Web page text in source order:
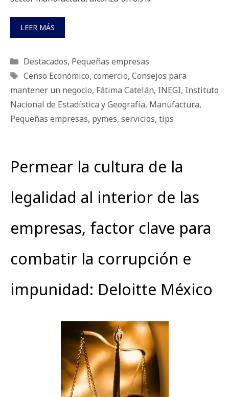
LEER MÁS
Categorías
Destacados, Pequeñas empresas
Etiquetas
Censo Económico, comercio, Consejos para
mantener un negocio, Fátima Catelán, INEGI, Instituto
Nacional de Estadística y Geografía, Manufactura,
Pequeñas empresas, pymes, servicios, tips
Permear la cultura de la
legalidad al interior de las
empresas, factor clave para
combatir la corrupción e
impunidad: Deloitte México